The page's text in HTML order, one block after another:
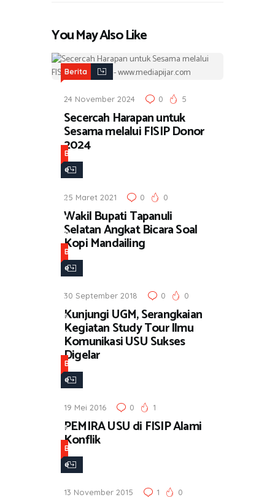
You May Also Like
Berita
24 November 2024 0 5
Secercah Harapan untuk
Sesama melalui FISIP Donor
2024
B
e
i
t
a
25 Maret 2021 0 0
Wakil Bupati Tapanuli
Selatan Angkat Bicara Soal
Kopi Mandailing
B
e
i
t
a
30 September 2018 0 0
Kunjungi UGM, Serangkaian
Kegiatan Study Tour Ilmu
Komunikasi USU Sukses
Digelar
B
e
i
t
a
19 Mei 2016 0 1
PEMIRA USU di FISIP Alami
Konflik
B
e
13 November 2015 1 0